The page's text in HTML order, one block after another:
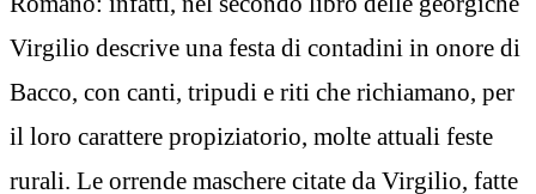
Virgilio descrive una festa di contadini in onore di
Bacco, con canti, tripudi e riti che richiamano, per
il loro carattere propiziatorio, molte attuali feste
rurali. Le orrende maschere citate da Virgilio, fatte